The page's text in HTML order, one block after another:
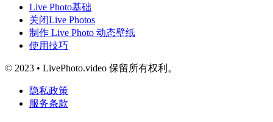
Live Photo基础
关闭Live Photos
制作 Live Photo 动态壁纸
使用技巧
© 2023 • LivePhoto.video 保留所有权利。
隐私政策
服务条款